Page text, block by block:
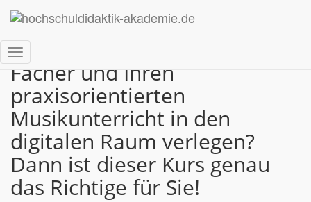
Navigation
umschalten
Möchten oder müssen Sie
Ihre musiktheoretischen
Fächer und Ihren
praxisorientierten
Musikunterricht in den
digitalen Raum verlegen?
Dann ist dieser Kurs genau
das Richtige für Sie!